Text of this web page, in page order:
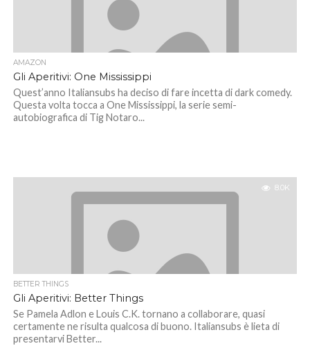
AMAZON
Gli Aperitivi: One Mississippi
Quest’anno Italiansubs ha deciso di fare incetta di dark comedy.
Questa volta tocca a One Mississippi, la serie semi-
autobiografica di Tig Notaro...
8.0K
BETTER THINGS
Gli Aperitivi: Better Things
Se Pamela Adlon e Louis C.K. tornano a collaborare, quasi
certamente ne risulta qualcosa di buono. Italiansubs è lieta di
presentarvi Better...